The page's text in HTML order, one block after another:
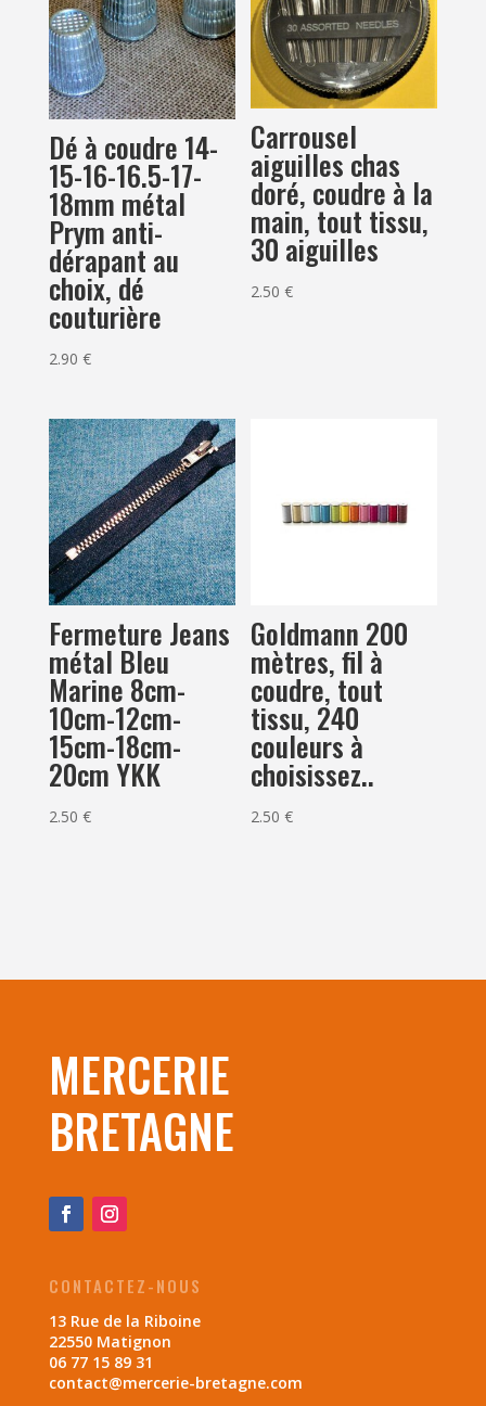
Dé à coudre 14-
15-16-16.5-17-
18mm métal
Prym anti-
dérapant au
choix, dé
couturière
2.90 €
Carrousel
aiguilles chas
doré, coudre à la
main, tout tissu,
30 aiguilles
2.50€
Fermeture Jeans
métal Bleu
Marine 8cm-
10cm-12cm-
15cm-18cm-
20cm YKK
2.50 €
Goldmann 200
mètres, fil à
coudre, tout
tissu, 240
couleurs à
choisissez..
2.50€
MERCERIE
BRETAGNE
CONTACTEZ-NOUS
13 Rue de la Riboine
22550 Matignon
06 77 15 89 31
contact@mercerie-bretagne.com